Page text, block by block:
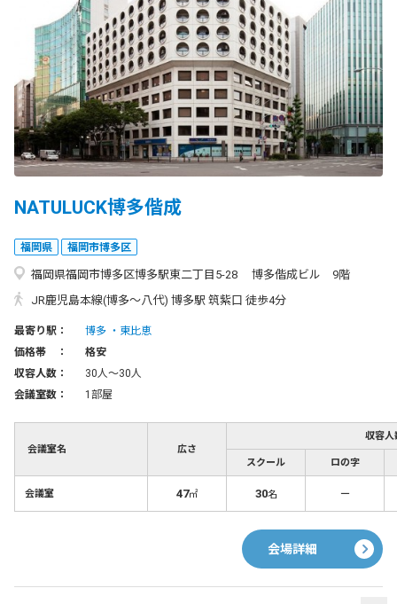
NATULUCK博多偕成
福岡県 福岡市博多区
福岡県福岡市博多区博多駅東二丁目5-28 博多偕成ビル 9階
JR鹿児島本線(博多～八代) 博多駅 筑紫口 徒歩4分
最寄り駅： 博多
東比恵
価格帯 ：
格安
収容人数：
30人〜30人
会議室数：
1部屋
会議室名 広さ
収容人
スクール ロの字
会議室 47㎡ 30名 －
会場詳細